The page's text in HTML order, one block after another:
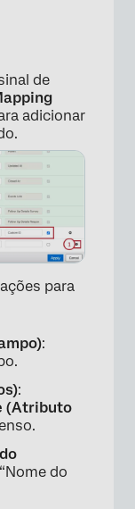
de
adicionar
para
:
:
(Atributo
do